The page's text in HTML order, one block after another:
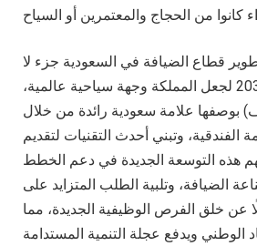
قطاع الضيافة في السعودية جزء لا
يتجزأ من رؤية 2030 لجعل المملكة وجهة سياحية عالمية،
بوصفها علامة سعودية رائدة من خلال
الفندقية، وتبني أحدث التقنيات لتقديم
هذه التوسعة الجديدة في دعم الخطط
الضيافة، وتلبية الطلب المتزايد على
عن خلق الفرص الوظيفية الجديدة، مما